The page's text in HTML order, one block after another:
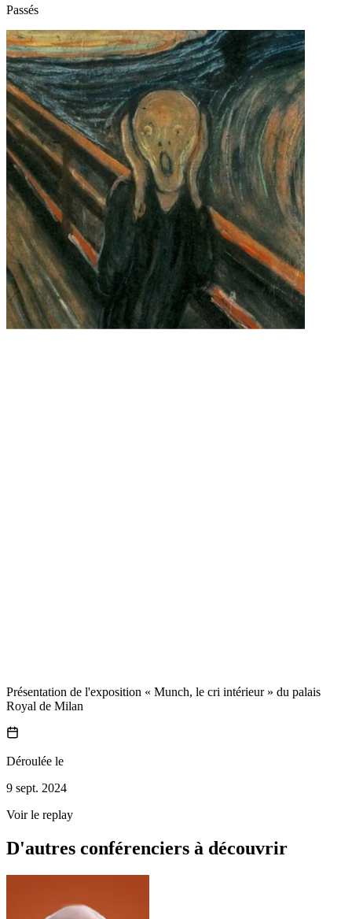
Passés
Présentation de l'exposition « Munch, le cri intérieur » du palais
Royal de Milan
Déroulée le
9 sept. 2024
Voir le replay
D'autres conférenciers à découvrir